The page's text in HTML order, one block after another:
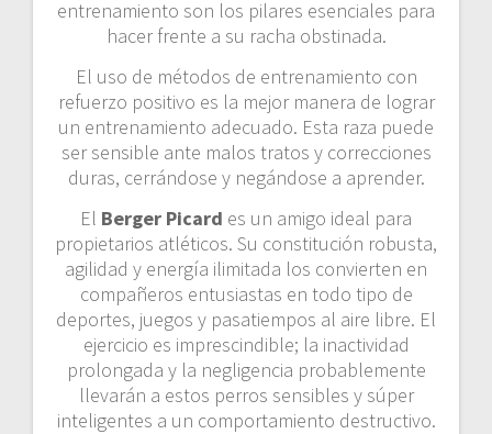
entrenamiento son los pilares esenciales para
hacer frente a su racha obstinada.
El uso de métodos de entrenamiento con
refuerzo positivo es la mejor manera de lograr
un entrenamiento adecuado. Esta raza puede
ser sensible ante malos tratos y correcciones
duras, cerrándose y negándose a aprender.
El Berger Picard es un amigo ideal para
propietarios atléticos. Su constitución robusta,
agilidad y energía ilimitada los convierten en
compañeros entusiastas en todo tipo de
deportes, juegos y pasatiempos al aire libre. El
ejercicio es imprescindible; la inactividad
prolongada y la negligencia probablemente
llevarán a estos perros sensibles y súper
inteligentes a un comportamiento destructivo.